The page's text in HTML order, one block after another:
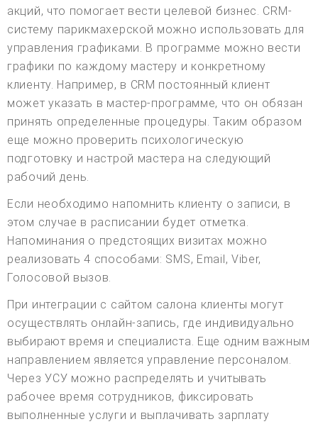
акций, что помогает вести целевой бизнес. CRM-
систему парикмахерской можно использовать для
управления графиками. В программе можно вести
графики по каждому мастеру и конкретному
клиенту. Например, в CRM постоянный клиент
может указать в мастер-программе, что он обязан
принять определенные процедуры. Таким образом
еще можно проверить психологическую
подготовку и настрой мастера на следующий
рабочий день.
Если необходимо напомнить клиенту о записи, в
этом случае в расписании будет отметка.
Напоминания о предстоящих визитах можно
реализовать 4 способами: SMS, Email, Viber,
Голосовой вызов.
При интеграции с сайтом салона клиенты могут
осуществлять онлайн-запись, где индивидуально
выбирают время и специалиста. Еще одним важным
направлением является управление персоналом.
Через УСУ можно распределять и учитывать
рабочее время сотрудников, фиксировать
выполненные услуги и выплачивать зарплату